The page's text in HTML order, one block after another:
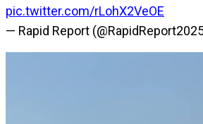
pic.twitter.com/rLohX2VeOE
— Rapid Report